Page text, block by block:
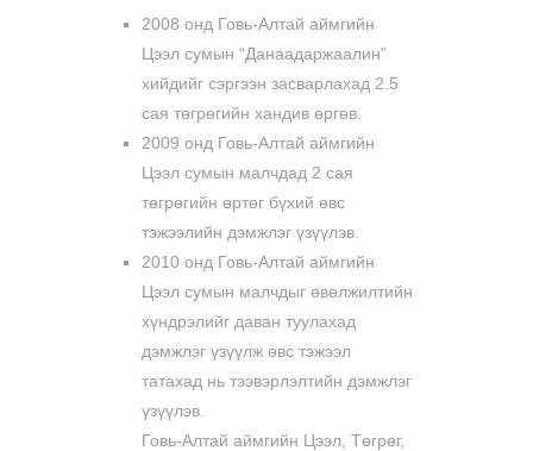
2008 онд Говь-Алтай аймгийн
Цээл сумын “Данаадаржаалин”
хийдийг сэргээн засварлахад 2.5
сая төгрөгийн хандив өргөв.
2009 онд Говь-Алтай аймгийн
Цээл сумын малчдад 2 сая
төгрөгийн өртөг бүхий өвс
тэжээлийн дэмжлэг үзүүлэв.
2010 онд Говь-Алтай аймгийн
Цээл сумын малчдыг өвөлжилтийн
хүндрэлийг даван туулахад
дэмжлэг үзүүлж өвс тэжээл
татахад нь тээвэрлэлтийн дэмжлэг
үзүүлэв.
Говь-Алтай аймгийн Цээл, Төгрөг,